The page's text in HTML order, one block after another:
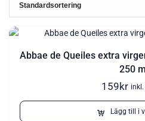
Abbae de Queiles extra
250
159kr
Lägg till i